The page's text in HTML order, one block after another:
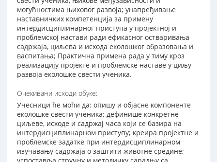
могућностима њиховог развоја; унапређивање
наставничких компетенција за примену
интердисциплинарног приступа у пројектној и
проблемској настави ради ефикасног остваривања
садржаја, циљева и исхода еколошког образовања и
васпитања; Практична примена рада у тиму кроз
реализацију пројекте и проблемске наставе у циљу
развоја еколошке свести ученика.
Очекивани исходи обуке:
Учесници ће моћи да: опишу и објасне компоненте
еколошке свести ученика; дефинише конкретне
циљеве, исходе и садржај часа који се базира на
интердисциплинарном приступу; креира пројектне и
проблемске задатке при интердисциплинарном
изучавању садржаја о заштити животне средине;